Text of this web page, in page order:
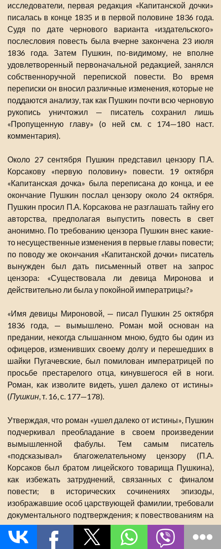
исследователи, первая редакция «Капитанской дочки»
писалась в конце 1835 и в первой половине 1836 года.
Судя по дате чернового варианта «издательского»
послесловия повесть была вчерне закончена 23 июля
1836 года. Затем Пушкин, по-видимому, не вполне
удовлетворенный первоначальной редакцией, занялся
собственноручной перепиской повести. Во время
переписки он вносил различные изменения, которые не
поддаются анализу, так как Пушкин почти всю черновую
рукопись уничтожил — писатель сохранил лишь
«Пропущенную главу» (о ней см. с 174—180 наст.
комментария).
Около 27 сентября Пушкин представил цензору П.А.
Корсакову «первую половину» повести. 19 октября
«Капитанская дочка» была переписана до конца, и ее
окончание Пушкин послал цензору около 24 октября.
Пушкин просил П.А. Корсакова не разглашать тайну его
авторства, предполагая выпустить повесть в свет
анонимно. По требованию цензора Пушкин внес какие-
то несущественные изменения в первые главы повести;
по поводу же окончания «Капитанской дочки» писатель
вынужден был дать письменный ответ на запрос
цензора: «Существовала ли девица Миронова и
действительно ли была у покойной императрицы?»
«Имя девицы Мироновой, — писал Пушкин 25 октября
1836 года, — вымышлено. Роман мой основан на
предании, некогда слышанном мною, будто бы один из
офицеров, изменивших своему долгу и перешедших в
шайки Пугачевские, был помилован императрицей по
просьбе престарелого отца, кинувшегося ей в ноги.
Роман, как изволите видеть, ушел далеко от истины»
(Пушкин, т. 16, с. 177—178).
Утверждая, что роман «ушел далеко от истины», Пушкин
подчеркивал преобладание в своем произведении
вымышленной фабулы. Тем самым писатель
«подсказывал» благожелательному цензору (П.А.
Корсаков был братом лицейского товарища Пушкина),
как избежать затруднений, связанных с финалом
повести; в исторических сочинениях эпизоды,
изображавшие особ царствующей фамилии, требовали
документального подтверждения; к повествованиям на
историческую тему, в основе которых лежал
«поэтический вымысел», таких требований не